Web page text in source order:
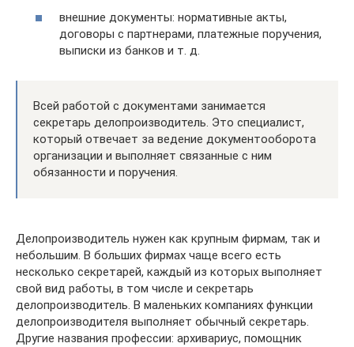
внешние документы: нормативные акты,
договоры с партнерами, платежные поручения,
выписки из банков и т. д.
Всей работой с документами занимается
секретарь делопроизводитель. Это специалист,
который отвечает за ведение документооборота
организации и выполняет связанные с ним
обязанности и поручения.
Делопроизводитель нужен как крупным фирмам, так и
небольшим. В больших фирмах чаще всего есть
несколько секретарей, каждый из которых выполняет
свой вид работы, в том числе и секретарь
делопроизводитель. В маленьких компаниях функции
делопроизводителя выполняет обычный секретарь.
Другие названия профессии: архивариус, помощник